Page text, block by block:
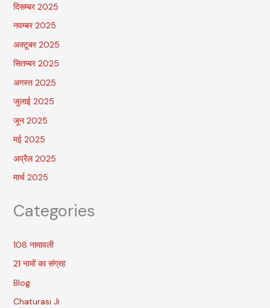
दिसम्बर 2025
नवम्बर 2025
अक्टूबर 2025
सितम्बर 2025
अगस्त 2025
जुलाई 2025
जून 2025
मई 2025
अप्रैल 2025
मार्च 2025
Categories
108 नामावली
21 नामों का संग्रह
Blog
Chaturasi Ji